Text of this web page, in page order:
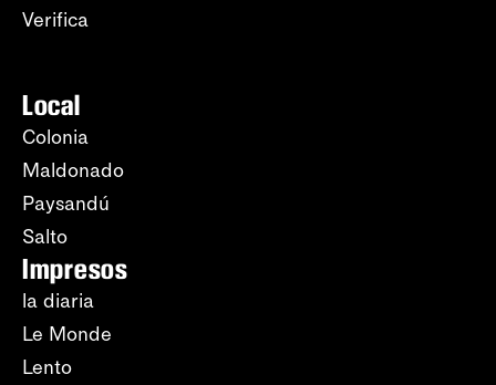
Verifica
Local
Colonia
Maldonado
Paysandú
Salto
Impresos
la diaria
Le Monde
Lento